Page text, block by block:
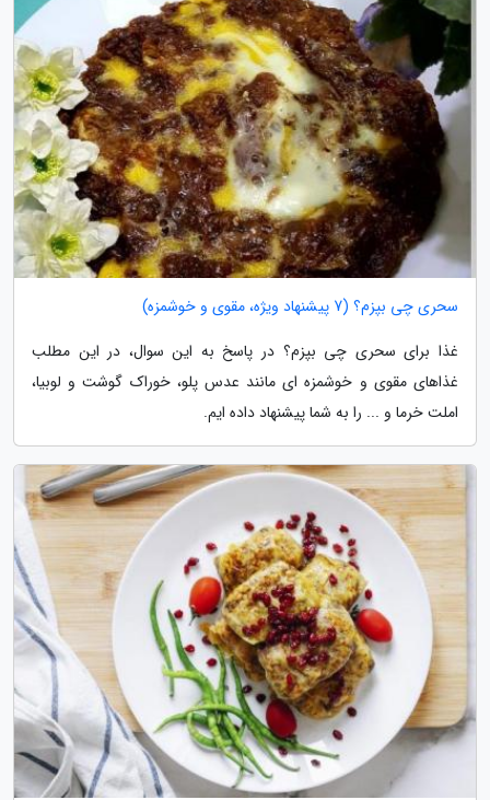
سحری چی بپزم؟ (7 پیشنهاد ویژه، مقوی و خوشمزه)
غذا برای سحری چی بپزم؟ در پاسخ به این سوال، در این مطلب
غذاهای مقوی و خوشمزه ای مانند عدس پلو، خوراک گوشت و لوبیا،
املت خرما و ... را به شما پیشنهاد داده ایم.